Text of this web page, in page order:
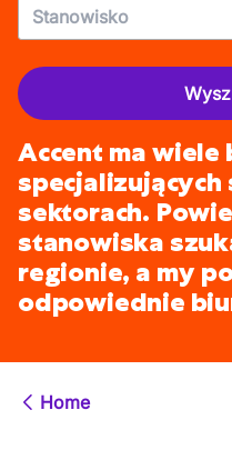
Accent ma wiele
specjalizujących
sektorach.
stanowiska
regionie, a my
odpowiednie
Home